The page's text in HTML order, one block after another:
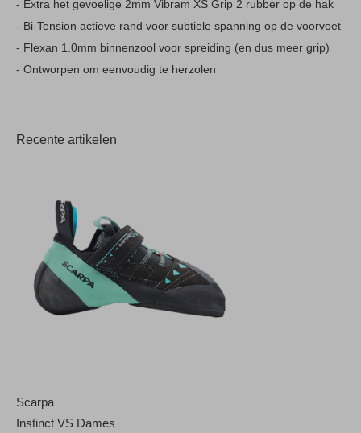
- Extra het gevoelige 2mm Vibram XS Grip 2 rubber op de hak
- Bi-Tension actieve rand voor subtiele spanning op de voorvoet
- Flexan 1.0mm binnenzool voor spreiding (en dus meer grip)
- Ontworpen om eenvoudig te herzolen
Recente artikelen
Scarpa
Instinct VS Dames